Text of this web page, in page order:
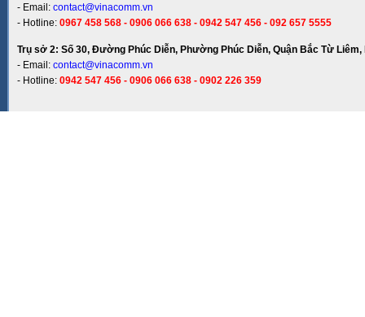
- Email: contact@vinacomm.vn
- Hotline: 0967 458 568 - 0906 066 638 - 0942 547 456 - 092 657 5555
Trụ sở 2: Số 30, Đường Phúc Diễn, Phường Phúc Diễn, Quận Bắc Từ Liêm,
- Email: contact@vinacomm.vn
- Hotline: 0942 547 456 - 0906 066 638 - 0902 226 359